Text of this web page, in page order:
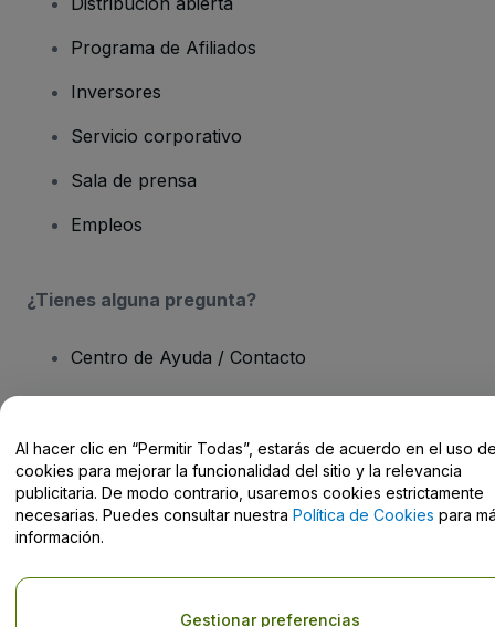
Programa de Afiliados
Inversores
Servicio corporativo
Sala de prensa
Empleos
¿Tienes alguna pregunta?
Centro de Ayuda / Contacto
Derechos reservados © viagogo GmbH 2026
Datos de la Empresa
El uso de este sitio web constituye la aceptación de losTérminos y
Condiciones, de laPolítica de Privacidad, de laPolítica de Cookies
y de laPolítica de Privacidad para Móviles
privacidad
Al hacer clic en “Permitir Todas”, estarás de acuerdo en el uso
cookies para mejorar la funcionalidad del sitio y la relevancia
publicitaria. De modo contrario, usaremos cookies estrictamente
necesarias. Puedes consultar nuestra Política de Cookies para
información.
Gestionar preferencias